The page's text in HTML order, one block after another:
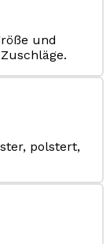
und
polstert,